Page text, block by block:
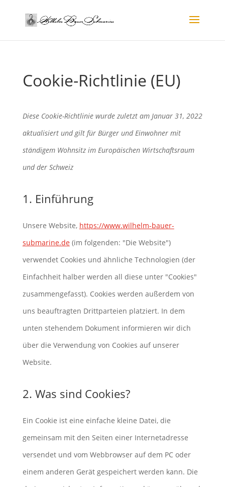
Cookie-Richtlinie (EU)
Diese Cookie-Richtlinie wurde zuletzt am Januar 31, 2022
aktualisiert und gilt für Bürger und Einwohner mit
ständigem Wohnsitz im Europäischen Wirtschaftsraum
und der Schweiz
1. Einführung
Unsere Website, https://www.wilhelm-bauer-
submarine.de(im folgenden: "Die Website")
verwendet Cookies und ähnliche Technologien (der
Einfachheit halber werden all diese unter "Cookies"
zusammengefasst). Cookies werden außerdem von
uns beauftragten Drittparteien platziert. In dem
unten stehendem Dokument informieren wir dich
über die Verwendung von Cookies auf unserer
Website.
2. Was sind Cookies?
Ein Cookie ist eine einfache kleine Datei, die
gemeinsam mit den Seiten einer Internetadresse
versendet und vom Webbrowser auf dem PC oder
einem anderen Gerät gespeichert werden kann. Die